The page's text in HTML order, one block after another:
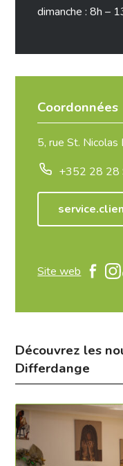
dimanche : 8h –
Coordonnées
5, rue St.
+352 28 28
Site web
Découvrez les
Differdange